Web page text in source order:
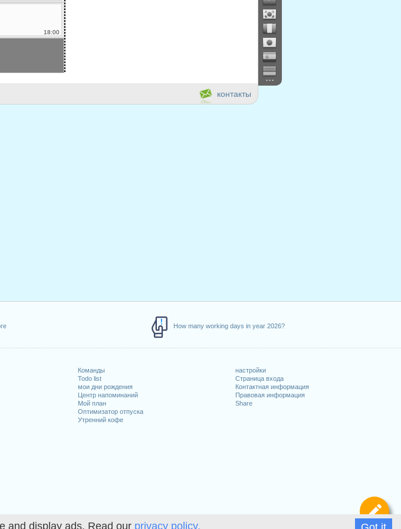
and display ads. Read our privacy policy.
How many working days in year 2026?
Команды
Todo list
мои дни рождения
Центр напоминаний
Мой план
Оптимизатор отпуска
Утренний кофе
настройки
Страница входа
Контактная информация
Правовая информация
Share
...
контакты
18:00